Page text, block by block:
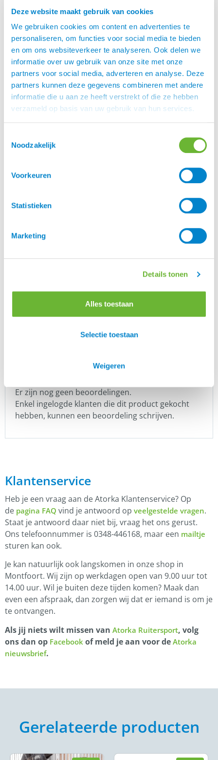
Deze website maakt gebruik van cookies
We gebruiken cookies om content en advertenties te
personaliseren, om functies voor social media te bieden
en om ons websiteverkeer te analyseren. Ook delen we
informatie over uw gebruik van onze site met onze
partners voor social media, adverteren en analyse. Deze
partners kunnen deze gegevens combineren met andere
informatie die u aan ze heeft verstrekt of die ze hebben
verzameld op basis van uw gebruik van hun services.
Noodzakelijk
Voorkeuren
Statistieken
Marketing
Details tonen
Alles toestaan
Selectie toestaan
Weigeren
Email:Rikkesanting@gmail.com
Telefoon: 0613760382
IJslandse Paarden te koop via Atorka
Aangezien er weinig plekken zijn waar
geïnteresseerden en potentiële kopers zich
kunnen oriënteren op de aankoop van IJslandse
paarden, biedt Atorka de gelegenheid om via deze
site te adverteren.
verzorgt deze advertenties, haar email adres
info@atorka.nl
Wij bieden deze mogelijkheid gratis aan, maar
bereik is groot, groter van veel gratis pagina’s.
Nieuwsbrief met daarin de verkooppaarden van
dat moment.
Let op: Atorka is geen eigenaar of bemiddelaar van
verkooppaarden die op deze site staan. Wij dragen
voor de juistheid van de advertenties.
Er zijn nog geen beoordelingen.
Enkel ingelogde klanten die dit product gekocht
hebben, kunnen een beoordeling schrijven.
Klantenservice
Heb je een vraag aan de Atorka Klantenservice? Op
de pagina FAQ vind je antwoord op veelgestelde vragen.
Staat je antwoord daar niet bij, vraag het ons gerust.
Ons telefoonnummer is 0348-446168, maar een mailtje
sturen kan ook.
Je kan natuurlijk ook langskomen in onze shop in
Montfoort. Wij zijn op werkdagen open van 9.00 uur tot
14.00 uur. Wil je buiten deze tijden komen? Maak dan
even een afspraak, dan zorgen wij dat er iemand is om je
te ontvangen.
Als jij niets wilt missen van Atorka Ruitersport, volg
ons dan op Facebook of meld je aan voor de Atorka
nieuwsbrief.
Gerelateerde producten